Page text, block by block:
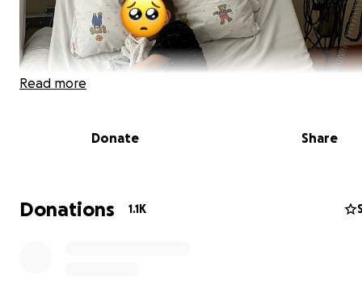
Read more
Donate Share
Donations 1.1K